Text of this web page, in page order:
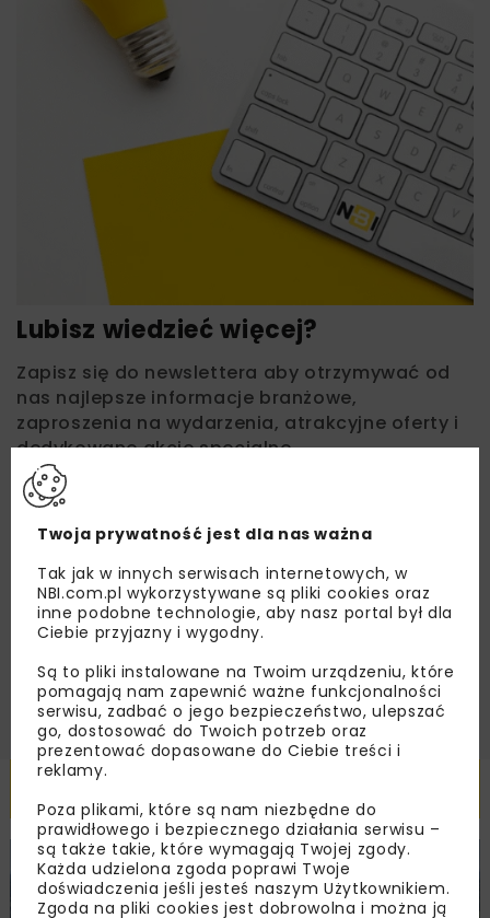
Lubisz wiedzieć więcej?
Zapisz się do newslettera aby otrzymywać od
nas najlepsze informacje branżowe,
zaproszenia na wydarzenia, atrakcyjne oferty i
dedykowane akcje specjalne.
Regulaminemoraz wyrażam zgodę na otrzymywanie na
podany przeze mnie adres e-mail korespondencji
handlowej w postaci newslettera.
ZAPISZ MNIE
Powiązane artykuły
KOLEJ WIADOMOŚCI
Twoja prywatność jest dla nas ważna
Tak jak w innych serwisach internetowych, w
NBI.com.pl wykorzystywane są pliki cookies oraz
inne podobne technologie, aby nasz portal był dla
Ciebie przyjazny i wygodny.
Są to pliki instalowane na Twoim urządzeniu, które
pomagają nam zapewnić ważne funkcjonalności
serwisu, zadbać o jego bezpieczeństwo, ulepszać
go, dostosować do Twoich potrzeb oraz
prezentować dopasowane do Ciebie treści i
reklamy.
Poza plikami, które są nam niezbędne do
prawidłowego i bezpiecznego działania serwisu –
są także takie, które wymagają Twojej zgody.
Każda udzielona zgoda poprawi Twoje
doświadczenia jeśli jesteś naszym Użytkownikiem.
Zgoda na pliki cookies jest dobrowolna i można ją